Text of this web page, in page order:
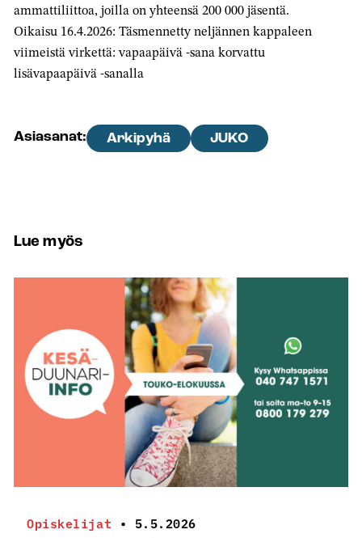
ammattiliittoa, joilla on yhteensä 200 000 jäsentä.
Oikaisu 16.4.2026: Täsmennetty neljännen kappaleen
viimeistä virkettä: vapaapäivä -sana korvattu
lisävapaapäivä -sanalla
Asiasanat: Arkipyhä JUKO
Lue myös
Opiskelijat • 5.5.2026